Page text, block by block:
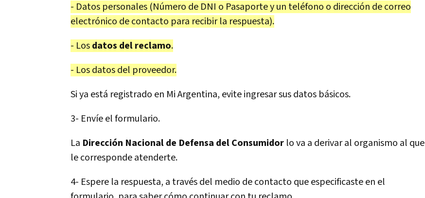
- Datos personales (Número de DNI o Pasaporte y un teléfono o dirección de correo
electrónico de contacto para recibir la respuesta).
- Losdatos del reclamo.
- Los datos del proveedor.
Si ya está registrado en Mi Argentina, evite ingresar sus datos básicos.
3- Envíe el formulario.
La Dirección Nacional de Defensa del Consumidor lo va a derivar al organismo al que
le corresponde atenderte.
4- Espere la respuesta, a través del medio de contacto que especificaste en el